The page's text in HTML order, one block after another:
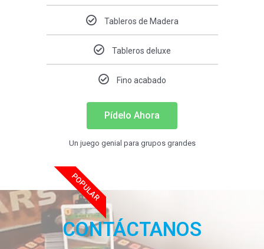
Tableros de Madera
Tableros deluxe
Fino acabado
Pídelo Ahora
Un juego genial para grupos grandes
POPULAR
CONTÁCTANOS